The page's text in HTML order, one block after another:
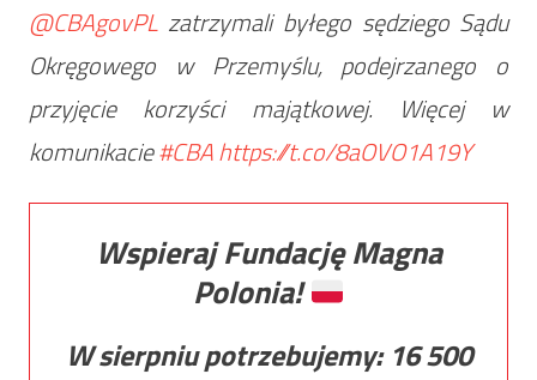
@CBAgovPLzatrzymali byłego sędziego Sądu
Okręgowego w Przemyślu, podejrzanego o
przyjęcie korzyści majątkowej. Więcej w
komunikacie#CBAhttps://t.co/8aOVO1A19Y
Wspieraj Fundację Magna
Polonia!
W sierpniu potrzebujemy: 16 500